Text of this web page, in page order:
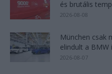
és brutális
2026-08-08
München csak
elindult a
2026-08-07